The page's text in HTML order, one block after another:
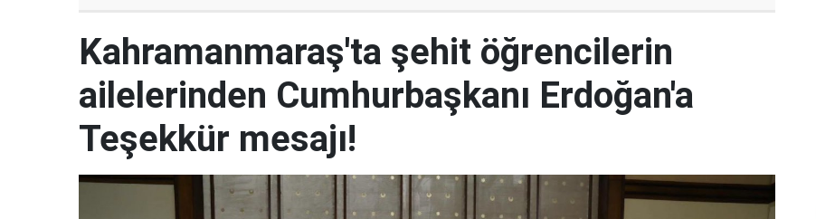
Kahramanmaraş'ta şehit öğrencilerin
ailelerinden Cumhurbaşkanı Erdoğan'a
Teşekkür mesajı!